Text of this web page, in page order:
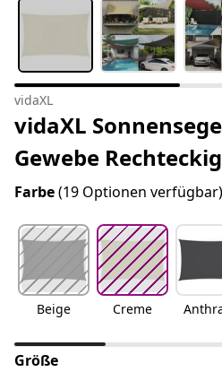
vidaXL
vidaXL
Gewebe
Farbe(19 Optionen verfügbar)
Beige Creme
Größe